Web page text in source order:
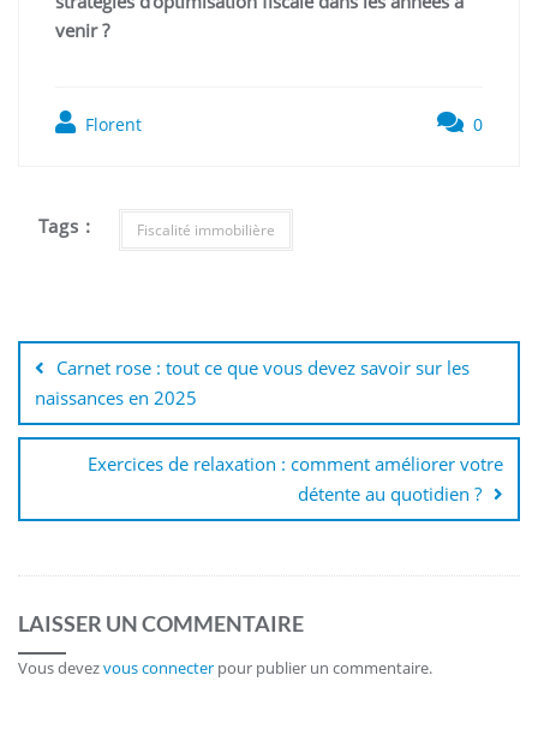
venir ?
Florent 0
Tags : Fiscalité immobilière
de
l’article
Carnet rose : tout ce que vous devez savoir sur les
naissances en 2025
Exercices de relaxation : comment améliorer votre
détente au quotidien ?
LAISSER UN COMMENTAIRE
Vous devezvous connecter pour publier un commentaire.